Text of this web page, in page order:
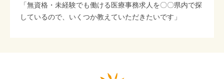
「無資格・未経験でも働ける医療事務求人を〇〇県内で探
しているので、いくつか教えていただきたいです」